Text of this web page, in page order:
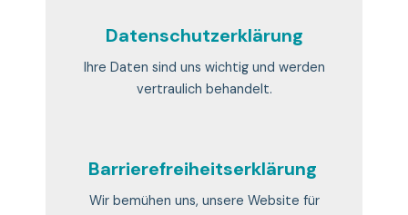
Datenschutzerklärung
Ihre Daten sind uns wichtig und werden
vertraulich behandelt.
Barrierefreiheitserklärung
Wir bemühen uns, unsere Website für